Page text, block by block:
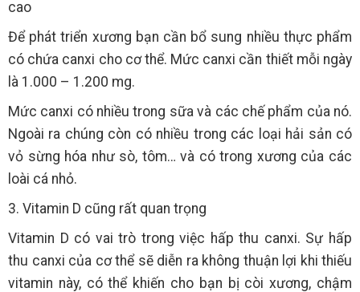
cao
Để phát triển xương bạn cần bổ sung nhiều thực phẩm
có chứa canxi cho cơ thể. Mức canxi cần thiết mỗi ngày
là 1.000 – 1.200 mg.
Mức canxi có nhiều trong sữa và các chế phẩm của nó.
Ngoài ra chúng còn có nhiều trong các loại hải sản có
vỏ sừng hóa như sò, tôm… và có trong xương của các
loài cá nhỏ.
3. Vitamin D cũng rất quan trọng
Vitamin D có vai trò trong việc hấp thu canxi. Sự hấp
thu canxi của cơ thể sẽ diễn ra không thuận lợi khi thiếu
vitamin này, có thể khiến cho bạn bị còi xương, chậm